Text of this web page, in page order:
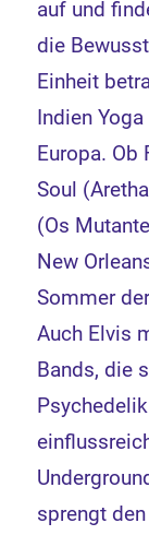
auf und
die
Einheit
Indien
Europa. Ob
Soul
(Os
New
Sommer
Auch Elvis
Bands, die
sprengt